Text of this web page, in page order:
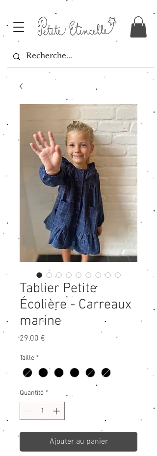
Tablier Petite
Écolière - Carreaux
marine
29,00 €
Taille *
Quantité *
Ajouter au panier